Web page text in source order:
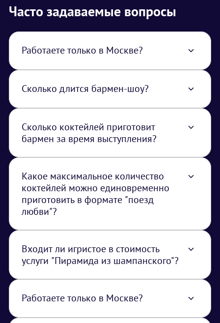
Часто задаваемые вопросы
Работаете только в Москве?
стоимость услуги закладывается логистика
из Москвы.
Сколько длится бармен-шоу?
Сколько коктейлей приготовит
бармен за время выступления?
выступление, за время которого бармен
приготовит 4-5 коктейлей.
Какое максимальное количество
коктейлей можно единовременно
приготовить в формате "поезд
любви"?
Входит ли игристое в стоимость
услуги "Пирамида из шампанского"?
может быть предоставлено заказчиком.
Работаете только в Москве?